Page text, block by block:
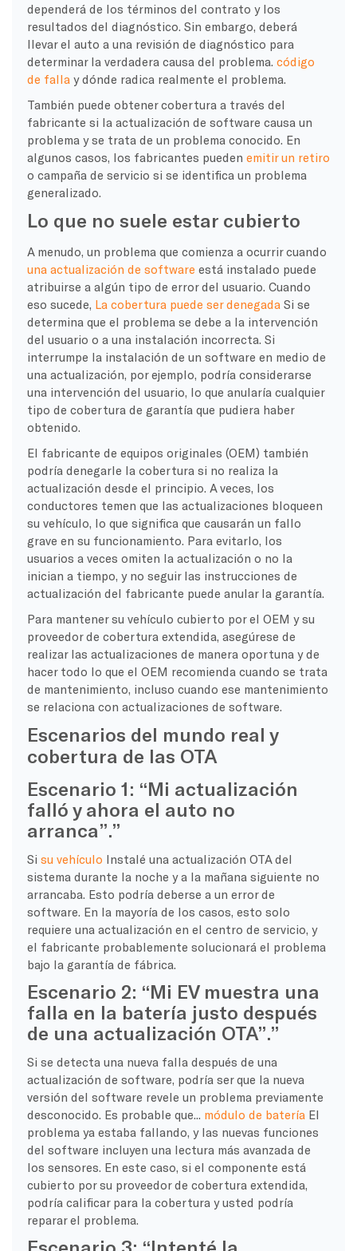
dependerá de los términos del contrato y los
resultados del diagnóstico. Sin embargo, deberá
llevar el auto a una revisión de diagnóstico para
determinar la verdadera causa del problema. código
de falla y dónde radica realmente el problema.
También puede obtener cobertura a través del
fabricante si la actualización de software causa un
problema y se trata de un problema conocido. En
algunos casos, los fabricantes pueden emitir un retiro
o campaña de servicio si se identifica un problema
generalizado.
Lo que no suele estar cubierto
A menudo, un problema que comienza a ocurrir cuando
una actualización de software está instalado puede
atribuirse a algún tipo de error del usuario. Cuando
eso sucede, La cobertura puede ser denegada Si se
determina que el problema se debe a la intervención
del usuario o a una instalación incorrecta. Si
interrumpe la instalación de un software en medio de
una actualización, por ejemplo, podría considerarse
una intervención del usuario, lo que anularía cualquier
tipo de cobertura de garantía que pudiera haber
obtenido.
El fabricante de equipos originales (OEM) también
podría denegarle la cobertura si no realiza la
actualización desde el principio. A veces, los
conductores temen que las actualizaciones bloqueen
su vehículo, lo que significa que causarán un fallo
grave en su funcionamiento. Para evitarlo, los
usuarios a veces omiten la actualización o no la
inician a tiempo, y no seguir las instrucciones de
actualización del fabricante puede anular la garantía.
Para mantener su vehículo cubierto por el OEM y su
proveedor de cobertura extendida, asegúrese de
realizar las actualizaciones de manera oportuna y de
hacer todo lo que el OEM recomienda cuando se trata
de mantenimiento, incluso cuando ese mantenimiento
se relaciona con actualizaciones de software.
Escenarios del mundo real y
cobertura de las OTA
Escenario 1: “Mi actualización
falló y ahora el auto no
arranca”.”
Si su vehículo Instalé una actualización OTA del
sistema durante la noche y a la mañana siguiente no
arrancaba. Esto podría deberse a un error de
software. En la mayoría de los casos, esto solo
requiere una actualización en el centro de servicio, y
el fabricante probablemente solucionará el problema
bajo la garantía de fábrica.
Escenario 2: “Mi EV muestra una
falla en la batería justo después
de una actualización OTA”.”
Si se detecta una nueva falla después de una
actualización de software, podría ser que la nueva
versión del software revele un problema previamente
desconocido. Es probable que... módulo de batería El
problema ya estaba fallando, y las nuevas funciones
del software incluyen una lectura más avanzada de
los sensores. En este caso, si el componente está
cubierto por su proveedor de cobertura extendida,
podría calificar para la cobertura y usted podría
reparar el problema.
Escenario 3: “Intenté la